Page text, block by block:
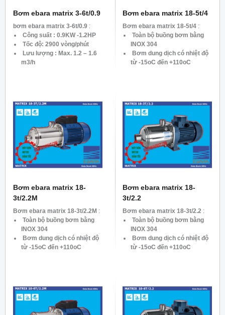
Bơm ebara matrix 3-6t/0.9
bơm ebara matrix 3-6t/0.9 :
Công suất : 0.9KW -1.2HP
Tốc độ: 2900 vòng/phút
Lưu lượng : Max. 1.2 – 1.6
m3/h
Bơm ebara matrix 18-5t/4
Bơm ebara matrix 18-5t/4 :
Toàn bộ buồng bơm bằng
INOX 304
Bơm dung dịch có nhiệt độ
từ -15oC đến +110oC
Tổng cột áp: Max. 55- 13
mH2O
Dòng Điên: 3pha 380v
Bơm ebara matrix 18-
3t/2.2M
Bơm ebara matrix 18-3t/2.2M :
Toàn bộ buồng bơm bằng
INOX 304
Bơm dung dịch có nhiệt độ
từ -15oC đến +110oC
Tổng cột áp: Max. 33 – 7.8
mH2O
Dòng Điên: 1pha 220v
Bơm ebara matrix 18-
3t/2.2
Bơm ebara matrix 18-3t/2.2 :
Toàn bộ buồng bơm bằng
INOX 304
Bơm dung dịch có nhiệt độ
từ -15oC đến +110oC
Tổng cột áp: Max. 33 – 7.8
mH2O
Dòng Điên: 3pha 380v